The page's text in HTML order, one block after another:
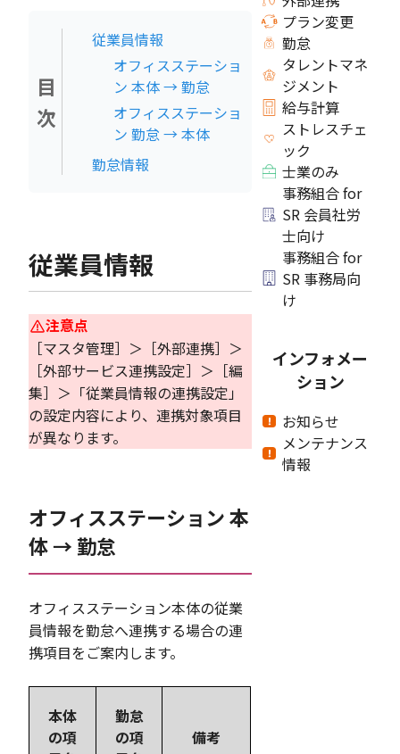
目
次
従業員情報
オフィスステーショ
ン 本体 → 勤怠
オフィスステーショ
ン 勤怠 → 本体
勤怠情報
従業員情報
注意点
［マスタ管理］＞［外部連携］＞
［外部サービス連携設定］＞［編
集］＞「従業員情報の連携設定」
の設定内容により、連携対象項目
が異なります。
オフィスステーション 本
体 → 勤怠
オフィスステーション本体の従業
員情報を勤怠へ連携する場合の連
携項目をご案内します。
本体
の項
勤怠
の項
備考
プラン変更
勤怠
タレントマネ
ジメント
給与計算
ストレスチェ
ック
士業のみ
事務組合 for
SR 会員社労
士向け
事務組合 for
SR 事務局向
け
インフォメー
ション
お知らせ
メンテナンス
情報